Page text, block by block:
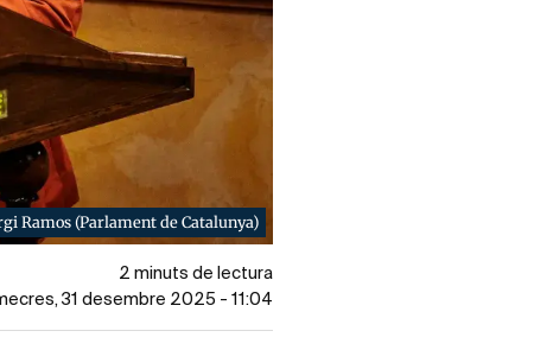
Ramos (Parlament de Catalunya)
2 minuts de lectura
31 desembre 2025 - 11:04